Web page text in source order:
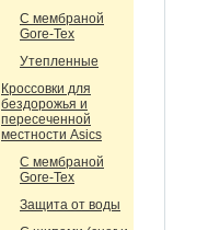
С мембраной
Gore-Tex
Утепленные
Кроссовки для
бездорожья и
пересеченной
местности Asics
С мембраной
Gore-Tex
Защита от воды